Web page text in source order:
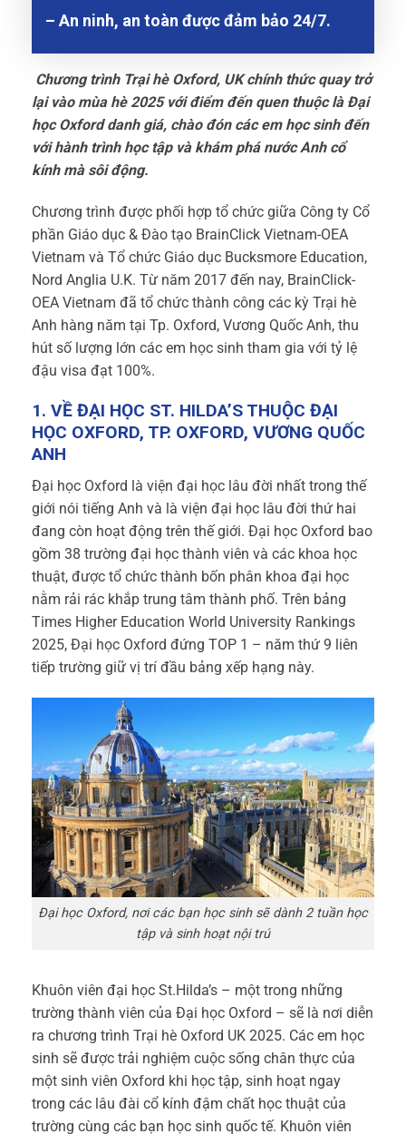
– An ninh, an toàn được đảm bảo 24/7.
Chương trình Trại hè Oxford, UK chính thức quay trở
lại vào mùa hè 2025 với điểm đến quen thuộc là Đại
học Oxford danh giá, chào đón các em học sinh đến
với hành trình học tập và khám phá nước Anh cổ
kính mà sôi động.
Chương trình được phối hợp tổ chức giữa Công ty Cổ
phần Giáo dục & Đào tạo BrainClick Vietnam-OEA
Vietnam và Tổ chức Giáo dục Bucksmore Education,
Nord Anglia U.K. Từ năm 2017 đến nay, BrainClick-
OEA Vietnam đã tổ chức thành công các kỳ Trại hè
Anh hàng năm tại Tp. Oxford, Vương Quốc Anh, thu
hút số lượng lớn các em học sinh tham gia với tỷ lệ
đậu visa đạt 100%.
1. VỀ ĐẠI HỌC ST. HILDA’S THUỘC ĐẠI
HỌC OXFORD, TP. OXFORD, VƯƠNG QUỐC
ANH
Đại học Oxford là viện đại học lâu đời nhất trong thế
giới nói tiếng Anh và là viện đại học lâu đời thứ hai
đang còn hoạt động trên thế giới. Đại học Oxford bao
gồm 38 trường đại học thành viên và các khoa học
thuật, được tổ chức thành bốn phân khoa đại học
nằm rải rác khắp trung tâm thành phố. Trên bảng
Times Higher Education World University Rankings
2025, Đại học Oxford đứng TOP 1 – năm thứ 9 liên
tiếp trường giữ vị trí đầu bảng xếp hạng này.
Đại học Oxford, nơi các bạn học sinh sẽ dành 2 tuần học
tập và sinh hoạt nội trú
Khuôn viên đại học St.Hilda’s – một trong những
trường thành viên của Đại học Oxford – sẽ là nơi diễn
ra chương trình Trại hè Oxford UK 2025. Các em học
sinh sẽ được trải nghiệm cuộc sống chân thực của
một sinh viên Oxford khi học tập, sinh hoạt ngay
trong các lâu đài cổ kính đậm chất học thuật của
trường cùng các bạn học sinh quốc tế. Khuôn viên